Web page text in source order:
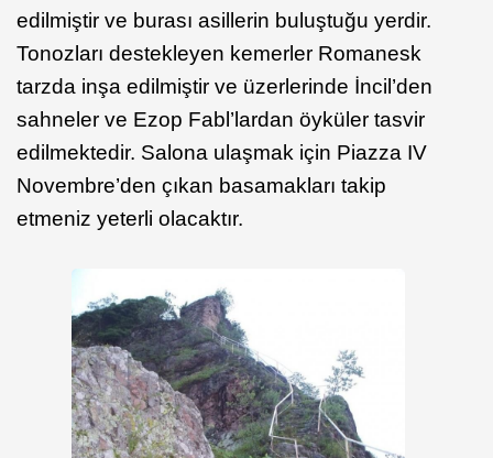
edilmiştir ve burası asillerin buluştuğu yerdir.
Tonozları destekleyen kemerler Romanesk
tarzda inşa edilmiştir ve üzerlerinde İncil’den
sahneler ve Ezop Fabl’lardan öyküler tasvir
edilmektedir. Salona ulaşmak için Piazza IV
Novembre’den çıkan basamakları takip
etmeniz yeterli olacaktır.